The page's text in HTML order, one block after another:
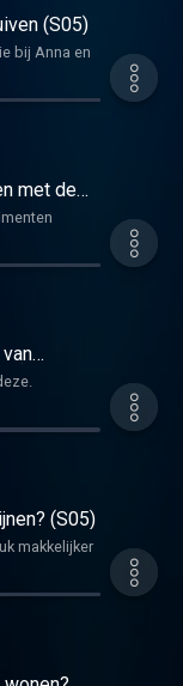
(S05)
bij Anna en
met de
kind?
(S05)
makkelijker